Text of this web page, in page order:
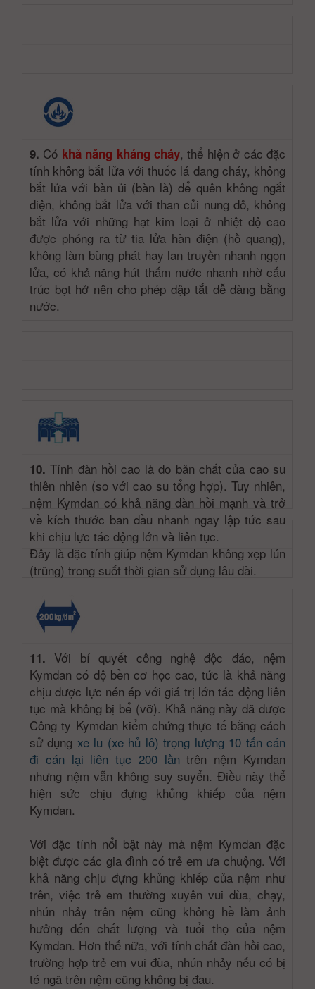
9. Có khả năng kháng cháy, thể hiện ở các đặc
tính không bắt lửa với thuốc lá đang cháy, không
bắt lửa với bàn ủi (bàn là) để quên không ngắt
điện, không bắt lửa với than củi nung đỏ, không
bắt lửa với những hạt kim loại ở nhiệt độ cao
được phóng ra từ tia lửa hàn điện (hồ quang),
không làm bùng phát hay lan truyền nhanh ngọn
lửa, có khả năng hút thấm nước nhanh nhờ cấu
trúc bọt hở nên cho phép dập tắt dễ dàng bằng
nước.
10.Tính đàn hồi cao là do bản chất của cao su
thiên nhiên (so với cao su tổng hợp). Tuy nhiên,
nệm Kymdan có khả năng đàn hồi mạnh và trở
về kích thước ban đầu nhanh ngay lập tức sau
khi chịu lực tác động lớn và liên tục.
Đây là đặc tính giúp nệm Kymdan không xẹp lún
(trũng) trong suốt thời gian sử dụng lâu dài.
11. Với bí quyết công nghệ độc đáo, nệm
Kymdan có độ bền cơ học cao, tức là khả năng
chịu được lực nén ép với giá trị lớn tác động liên
tục mà không bị bể (vỡ). Khả năng này đã được
Công ty Kymdan kiểm chứng thực tế bằng cách
sử dụng xe lu (xe hủ lô) trọng lượng 10 tấn cán
đi cán lại liên tục 200 lần trên nệm Kymdan
nhưng nệm vẫn không suy suyển. Điều này thể
hiện sức chịu đựng khủng khiếp của nệm
Kymdan.
Với đặc tính nổi bật này mà nệm Kymdan đặc
biệt được các gia đình có trẻ em ưa chuộng. Với
khả năng chịu đựng khủng khiếp của nệm như
trên, việc trẻ em thường xuyên vui đùa, chạy,
nhún nhảy trên nệm cũng không hề làm ảnh
hưởng đến chất lượng và tuổi thọ của nệm
Kymdan. Hơn thế nữa, với tính chất đàn hồi cao,
trường hợp trẻ em vui đùa, nhún nhảy nếu có bị
té ngã trên nệm cũng không bị đau.